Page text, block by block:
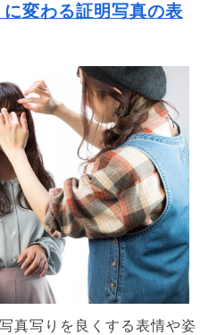
変わる証明写真の表
真写りを良くする表情や姿